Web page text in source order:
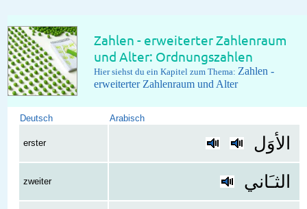
Zahlen - erweiterter Zahlenraum
und Alter: Ordnungszahlen
Hier siehst du ein Kapitel zum Thema: Zahlen -
erweiterter Zahlenraum und Alter
Deutsch Arabisch
erster الأوَل
zweiter الثـَاني